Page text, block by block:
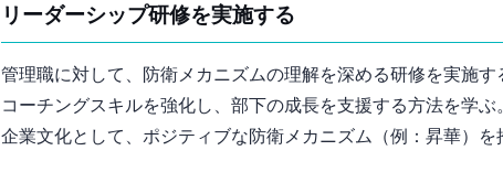
5. リーダーシップ研修を実施する
管理職に対して、防衛メカニズムの理解を深める研修を実施す
コーチングスキルを強化し、部下の成長を支援する方法を学ぶ
企業文化として、ポジティブな防衛メカニズム（例：昇華）を